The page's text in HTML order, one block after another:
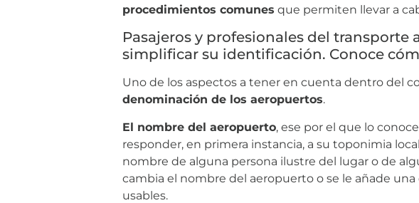
procedimientos comunes que permiten llevar a
Pasajeros y profesionales del
simplificar su identificación. Conoce
Uno de los aspectos a tener en cuenta dentro del
denominación de los aeropuertos.
El nombre del aeropuerto, ese por el que lo
responder, en primera instancia, a su toponimia
nombre de alguna persona ilustre del lugar o de
cambia el nombre del aeropuerto o se le añade
usables.